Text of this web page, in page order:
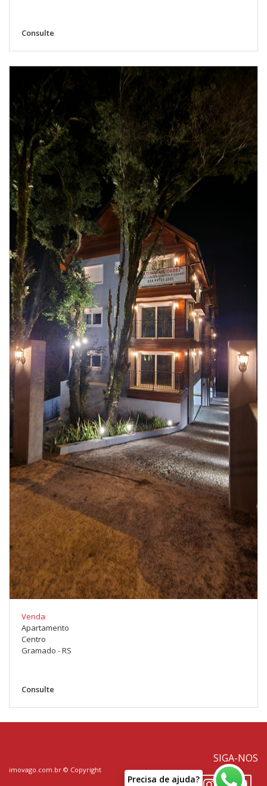
Consulte
Venda
Apartamento
Centro
Gramado - RS
Consulte
imovago.com.br © Copyright
SIGA-NOS
Precisa de ajuda?